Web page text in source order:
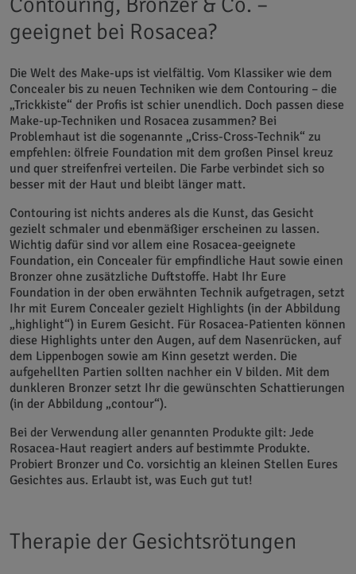
geeignet bei Rosacea?
Die Welt des Make-ups ist vielfältig. Vom Klassiker wie dem
Concealer bis zu neuen Techniken wie dem Contouring – die
„Trickkiste“ der Profis ist schier unendlich. Doch passen diese
Make-up-Techniken und Rosacea zusammen? Bei
Problemhaut ist die sogenannte „Criss-Cross-Technik“ zu
empfehlen: ölfreie Foundation mit dem großen Pinsel kreuz
und quer streifenfrei verteilen. Die Farbe verbindet sich so
besser mit der Haut und bleibt länger matt.
Contouring ist nichts anderes als die Kunst, das Gesicht
gezielt schmaler und ebenmäßiger erscheinen zu lassen.
Wichtig dafür sind vor allem eine Rosacea-geeignete
Foundation, ein Concealer für empfindliche Haut sowie einen
Bronzer ohne zusätzliche Duftstoffe. Habt Ihr Eure
Foundation in der oben erwähnten Technik aufgetragen, setzt
Ihr mit Eurem Concealer gezielt Highlights (in der Abbildung
„highlight“) in Eurem Gesicht. Für Rosacea-Patienten können
diese Highlights unter den Augen, auf dem Nasenrücken, auf
dem Lippenbogen sowie am Kinn gesetzt werden. Die
aufgehellten Partien sollten nachher ein V bilden. Mit dem
dunkleren Bronzer setzt Ihr die gewünschten Schattierungen
(in der Abbildung „contour“).
Bei der Verwendung aller genannten Produkte gilt: Jede
Rosacea-Haut reagiert anders auf bestimmte Produkte.
Probiert Bronzer und Co. vorsichtig an kleinen Stellen Eures
Gesichtes aus. Erlaubt ist, was Euch gut tut!
Therapie der Gesichtsrötungen